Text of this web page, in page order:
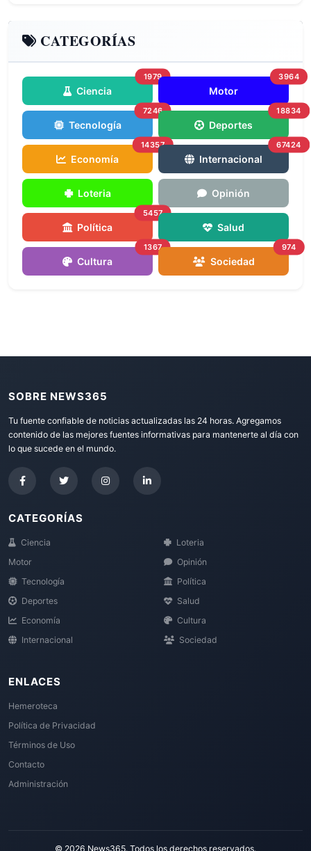
CATEGORÍAS
Ciencia
1979
Motor
3964
Tecnología
7246
Deportes
18834
Economía
14357
Internacional
67424
Loteria Opinión
Política
5457
Salud
Cultura
1367
Sociedad
974
SOBRE NEWS365
Tu fuente confiable de noticias actualizadas las 24 horas. Agregamos
contenido de las mejores fuentes informativas para mantenerte al día con
lo que sucede en el mundo.
CATEGORÍAS
Ciencia
Motor
Tecnología
Deportes
Economía
Internacional
Loteria
Opinión
Política
Salud
Cultura
Sociedad
ENLACES
Hemeroteca
Política de Privacidad
Términos de Uso
Contacto
Administración
© 2026 News365. Todos los derechos reservados.